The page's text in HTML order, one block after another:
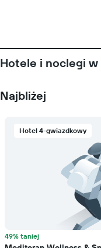
Hotele i noclegi w
Najbliżej
Hotel 4-gwiazdkowy
49% taniej